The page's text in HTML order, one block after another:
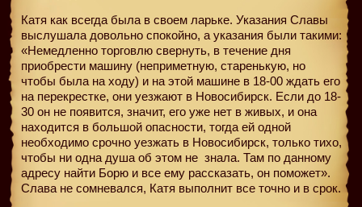
Катя как всегда была в своем ларьке. Указания Славы
выслушала довольно спокойно, а указания были такими:
«Немедленно торговлю свернуть, в течение дня
приобрести машину (неприметную, старенькую, но
чтобы была на ходу) и на этой машине в 18-00 ждать его
на перекрестке, они уезжают в Новосибирск. Если до 18-
30 он не появится, значит, его уже нет в живых, и она
находится в большой опасности, тогда ей одной
необходимо срочно уезжать в Новосибирск, только тихо,
чтобы ни одна душа об этом не знала. Там по данному
адресу найти Борю и все ему рассказать, он поможет».
Слава не сомневался, Катя выполнит все точно и в срок.